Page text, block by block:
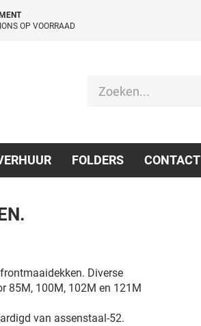
OP VOORRAAD
FOLDERS CONTACT
Diverse
85M, 100M, 102M en 121M
van assenstaal-52.